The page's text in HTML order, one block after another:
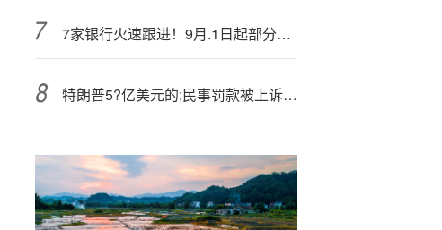
7家银行火速跟进！9月.1日起部分银行率先实施消费贷贴息
特朗普5?亿美元的;民事罚款被上诉法院驳回